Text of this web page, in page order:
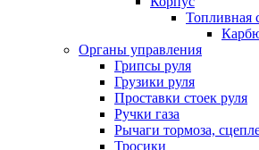
Топливная
Органы управления
Грипсы руля
Грузики руля
Проставки стоек руля
Ручки газа
Рычаги тормоза,
Тросики